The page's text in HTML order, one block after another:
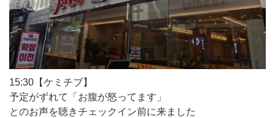
15:30【ケミチブ】
予定がずれて「お腹が怒ってます」
とのお声を聴きチェックイン前に来ました